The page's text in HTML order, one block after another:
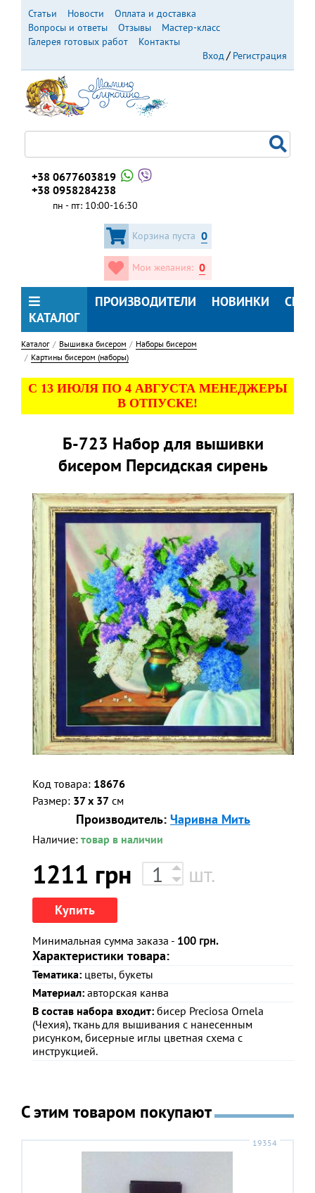
Перейти
основному
содержанию
Статьи Новости
Оплата и доставка
Вопросы и ответы
Отзывы
Мастер-класс
Галерея готовых работ
Контакты
Вход
Регистрация
+38 0677603819
+38 0958284238
пн - пт: 10:00-16:30
Корзина пуста 0
Мои желания: 0
КАТАЛОГ
ПРОИЗВОДИТЕЛИ НОВИНКИ
Каталог Вышивка бисером
Наборы бисером
Картины бисером (наборы)
С 13 ИЮЛЯ ПО 4 АВГУСТА МЕНЕДЖЕРЫ
В ОТПУСКЕ!
Б-723 Набор для вышивки
бисером Персидская сирень
Код товара: 18676
Размер: 37 x 37 см
Производитель: Чаривна Мить
Наличие: товар в наличии
1211 грн шт.
Купить
Минимальная сумма заказа - 100 грн.
Характеристики товара:
Тематика: цветы, букеты
Материал: авторская канва
В состав набора входит: бисер Preciosa Ornela
(Чехия), ткань для вышивания с нанесенным
рисунком, бисерные иглы цветная схема с
инструкцией.
С этим товаром покупают
19354